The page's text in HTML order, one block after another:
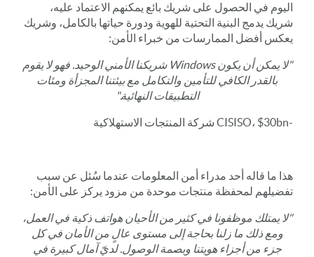
اليوم في الحصول على شريك بائع يمكنهم الاعتماد عليه،
شريك يدمج البنية التحتية للهوية ودورة حياتها بالكامل، وشريك
يعكس أفضل الممارسات من خبراء الأمن:
"لا يمكن أن يكون Windows شريكنا الأمني الوحيد. فهو لا يقوم
بالقدر الكافي للتأمين والتكامل مع بيئتنا المجزأة ومئات
التطبيقات النهائية."
-CISISO، $30bn شركة المنتجات الاستهلاكية
هذا ما قاله أحد مدراء أمن المعلومات عندما سُئل عن سبب
تفضيلهم لمحفظة منتجات موحدة من مزود يركز على الأمن:
"لا يمتلك موظفونا في كثير من الأحيان هواتف ذكية في العمل،
ومع ذلك ما زلنا بحاجة إلى مستوى عالٍ من الأمان في كل
جزء من أجزاء هويتنا وبصمة الوصول. لديّ آمال كبيرة في